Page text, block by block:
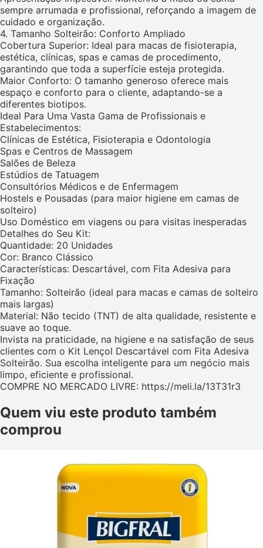
sempre arrumada e profissional, reforçando a imagem de
cuidado e organização.
4. Tamanho Solteirão: Conforto Ampliado
Cobertura Superior: Ideal para macas de fisioterapia,
estética, clínicas, spas e camas de procedimento,
garantindo que toda a superfície esteja protegida.
Maior Conforto: O tamanho generoso oferece mais
espaço e conforto para o cliente, adaptando-se a
diferentes biotipos.
Ideal Para Uma Vasta Gama de Profissionais e
Estabelecimentos:
Clínicas de Estética, Fisioterapia e Odontologia
Spas e Centros de Massagem
Salões de Beleza
Estúdios de Tatuagem
Consultórios Médicos e de Enfermagem
Hostels e Pousadas (para maior higiene em camas de
solteiro)
Uso Doméstico em viagens ou para visitas inesperadas
Detalhes do Seu Kit:
Quantidade: 20 Unidades
Cor: Branco Clássico
Características: Descartável, com Fita Adesiva para
Fixação
Tamanho: Solteirão (ideal para macas e camas de solteiro
mais largas)
Material: Não tecido (TNT) de alta qualidade, resistente e
suave ao toque.
Invista na praticidade, na higiene e na satisfação de seus
clientes com o Kit Lençol Descartável com Fita Adesiva
Solteirão. Sua escolha inteligente para um negócio mais
limpo, eficiente e profissional.
COMPRE NO MERCADO LIVRE: https://meli.la/13T31r3
Quem viu este produto também
comprou